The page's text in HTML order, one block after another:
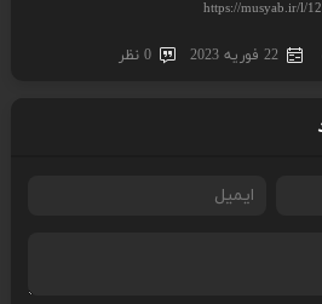
22 فوریه 2023 0 نظر